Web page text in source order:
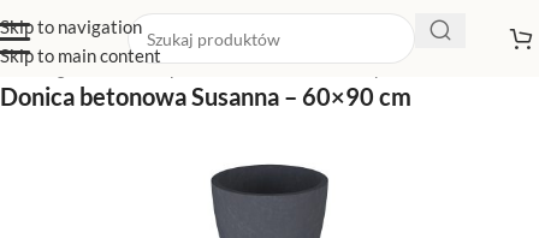
Skip to navigation
Skip to main content
Strona główna/Sklep z donicami/Doniczki wysokie
Donica betonowa Susanna – 60×90 cm